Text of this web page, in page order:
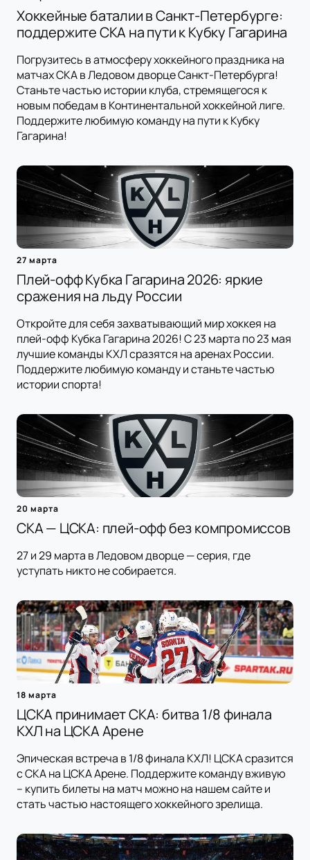
Хоккейные баталии в Санкт-Петербурге:
поддержите СКА на пути к Кубку Гагарина
Погрузитесь в атмосферу хоккейного праздника на
матчах СКА в Ледовом дворце Санкт-Петербурга!
Станьте частью истории клуба, стремящегося к
новым победам в Континентальной хоккейной лиге.
Поддержите любимую команду на пути к Кубку
Гагарина!
27 марта
Плей-офф Кубка Гагарина 2026: яркие
сражения на льду России
Откройте для себя захватывающий мир хоккея на
плей-офф Кубка Гагарина 2026! С 23 марта по 23 мая
лучшие команды КХЛ сразятся на аренах России.
Поддержите любимую команду и станьте частью
истории спорта!
20 марта
СКА — ЦСКА: плей-офф без компромиссов
27 и 29 марта в Ледовом дворце — серия, где
уступать никто не собирается.
18 марта
ЦСКА принимает СКА: битва 1/8 финала
КХЛ на ЦСКА Арене
Эпическая встреча в 1/8 финала КХЛ! ЦСКА сразится
с СКА на ЦСКА Арене. Поддержите команду вживую
– купить билеты на матч можно на нашем сайте и
стать частью настоящего хоккейного зрелища.